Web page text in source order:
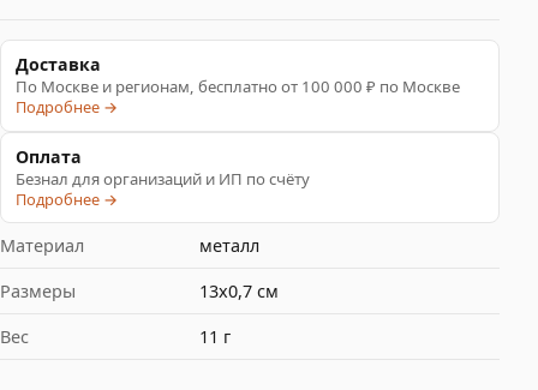
Доставка
По Москве и регионам, бесплатно от 100 000 ₽ по Москве
Подробнее →
Оплата
Безнал для организаций и ИП по счёту
Подробнее →
Материал
металл
Размеры
13х0,7 см
Вес
11 г